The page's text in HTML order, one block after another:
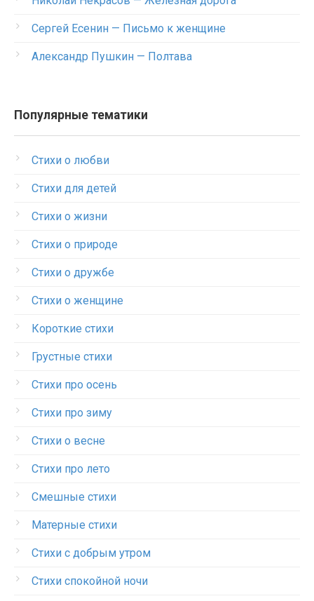
Сергей Есенин — Письмо к женщине
Александр Пушкин — Полтава
Популярные тематики
Стихи о любви
Стихи для детей
Стихи о жизни
Стихи о природе
Стихи о дружбе
Стихи о женщине
Короткие стихи
Грустные стихи
Стихи про осень
Стихи про зиму
Стихи о весне
Стихи про лето
Смешные стихи
Матерные стихи
Стихи с добрым утром
Стихи спокойной ночи